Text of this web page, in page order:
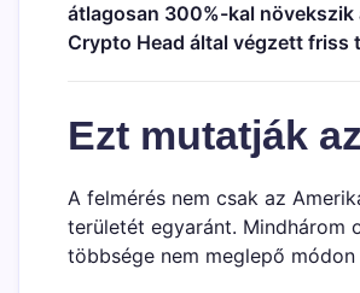
átlagosan 300%-kal
Crypto Head által végzett friss
Ezt mutatják
A felmérés nem csak az
területét egyaránt. Mindhárom
többsége nem meglepő